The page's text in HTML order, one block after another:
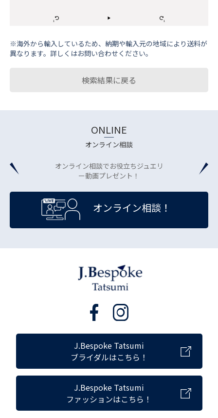
※海外から輸⼊しているため、納期や輸⼊元の地域により送料が
異なります。詳しくはお問い合わせください。
検索結果に戻る
ONLINE
オンライン相談
オンライン相談でお役立ちジュエリ
ー動画プレゼント！
オンライン相談！
J.Bespoke Tatsumi
ブライダルはこちら！
J.Bespoke Tatsumi
ファッションはこちら！